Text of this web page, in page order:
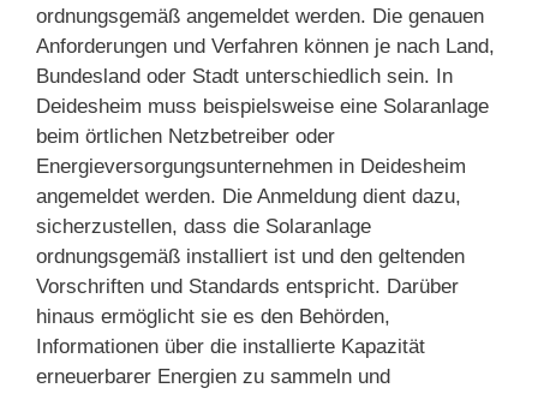
ordnungsgemäß angemeldet werden. Die genauen
Anforderungen und Verfahren können je nach Land,
Bundesland oder Stadt unterschiedlich sein. In
Deidesheim muss beispielsweise eine Solaranlage
beim örtlichen Netzbetreiber oder
Energieversorgungsunternehmen in Deidesheim
angemeldet werden. Die Anmeldung dient dazu,
sicherzustellen, dass die Solaranlage
ordnungsgemäß installiert ist und den geltenden
Vorschriften und Standards entspricht. Darüber
hinaus ermöglicht sie es den Behörden,
Informationen über die installierte Kapazität
erneuerbarer Energien zu sammeln und